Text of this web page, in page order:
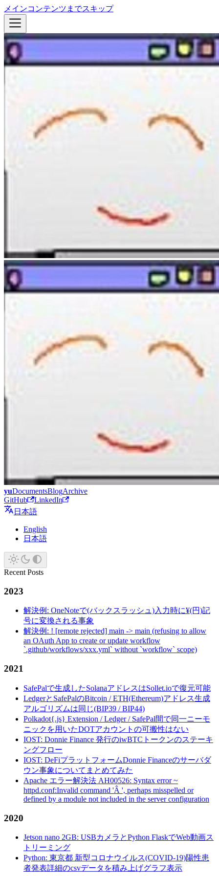
メインコンテンツまでスキップ
yuDocumentsBlogArchive
GitHub
LinkedIn
日本語
English
日本語
Recent Posts
2023
解決例: OneNoteで(バックスラッシュ)入力時に¥(円)記
号に変換される事象
解決例: ! [remote rejected] main -> main (refusing to allow
an OAuth App to create or update workflow
`.github/workflows/xxx.yml` without `workflow` scope)
2021
SafePalで生成したSolanaアドレスはSollet.ioで復元可能
LedgerとSafePalのBitcoin / ETH(Ethereum)アドレス生成
アルゴリズムは同じ(BIP39 / BIP44)
Polkadot{.js} Extension / Ledger / SafePal間で同一ニーモ
ニックを用いたDOTアカウントの可搬性はない
IOST: Donnie Finance 発行のiwBTCトークンのステーキ
ングフロー
IOST: DeFiプラットフォームDonnie Financeのサーバダ
ウン事象についてまとめてみた
Apache エラー解決法 AH00526: Syntax error ~
httpd.conf:Invalid command 'Â ', perhaps misspelled or
defined by a module not included in the server configuration
2020
Jetson nano 2GB: USBカメラとPython FlaskでWeb動画ス
トリーミング
Python: 東京都 新型コロナウイルス(COVID-19)陽性患
者発表詳細のcsvデータを積み上げグラフ表示